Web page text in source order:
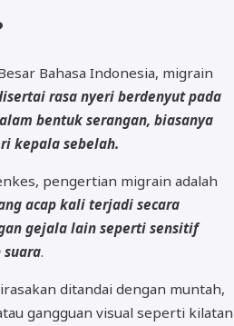
Bahasa Indonesia, migrain
rasa nyeri berdenyut pada
bentuk serangan, biasanya
kepala sebelah.
pengertian migrain adalah
acap kali terjadi secara
gejala lain seperti sensitif
suara.
ditandai dengan muntah,
gangguan visual seperti kilatan